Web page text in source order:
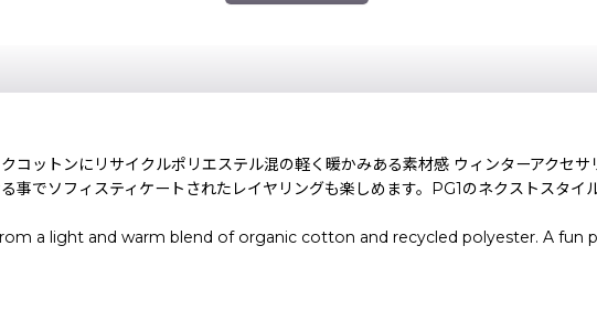
コットンにリサイクルポリエステル混の軽く暖かみある素材感 ウィンターアクセ
事でソフィスティケートされたレイヤリングも楽しめます。PG1のネクストスタイ
a light and warm blend of organic cotton and recycled polyester. A fun